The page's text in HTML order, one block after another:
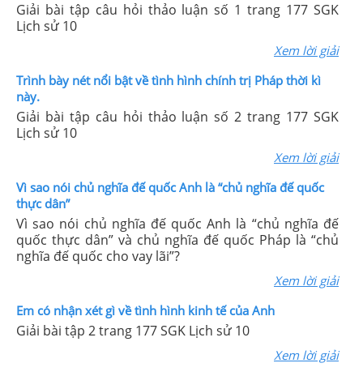
Giải bài tập câu hỏi thảo luận số 1 trang 177 SGK
Lịch sử 10
Xem lời giải
Trình bày nét nổi bật về tình hình chính trị Pháp thời kì
này.
Giải bài tập câu hỏi thảo luận số 2 trang 177 SGK
Lịch sử 10
Xem lời giải
Vì sao nói chủ nghĩa đế quốc Anh là “chủ nghĩa đế quốc
thực dân”
Vì sao nói chủ nghĩa đế quốc Anh là “chủ nghĩa đế
quốc thực dân” và chủ nghĩa đế quốc Pháp là “chủ
nghĩa đế quốc cho vay lãi”?
Xem lời giải
Em có nhận xét gì về tình hình kinh tế của Anh
Giải bài tập 2 trang 177 SGK Lịch sử 10
Xem lời giải